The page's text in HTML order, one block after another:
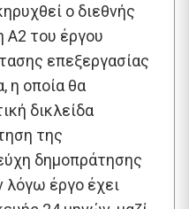
ο διεθνής
Α2 του έργου
επεξεργασίας
η οποία θα
δικλείδα
της
δημοπράτησης
λόγω έργο έχει